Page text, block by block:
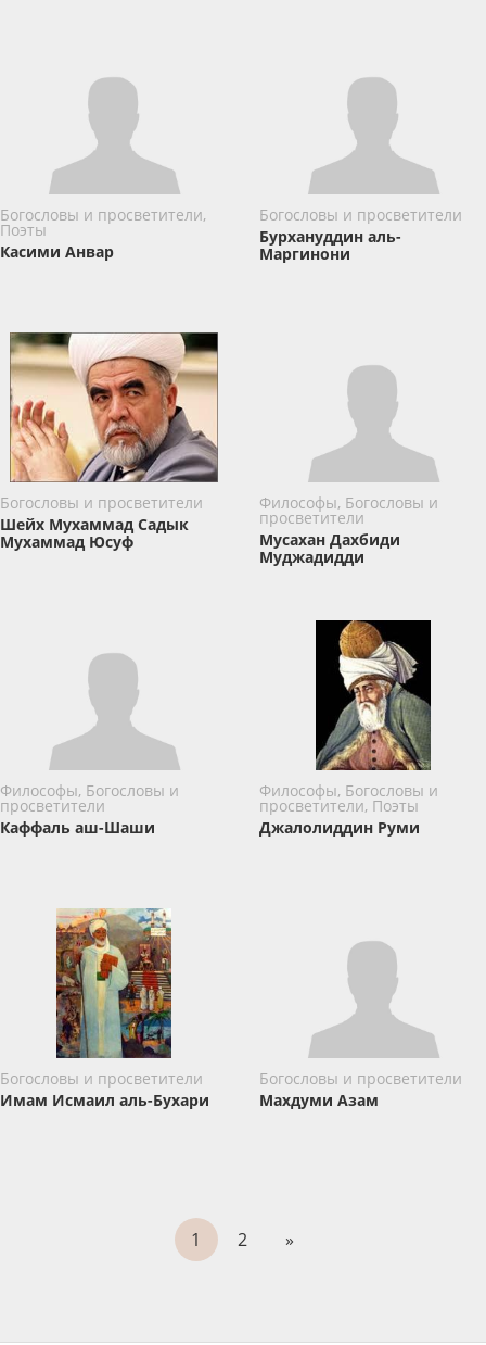
Богословы и просветители,
Поэты
Касими Анвар
Богословы и просветители
Бурхануддин аль-
Маргинони
Богословы и просветители
Шейх Мухаммад Садык
Мухаммад Юсуф
Философы, Богословы и
просветители
Мусахан Дахбиди
Муджадидди
Философы, Богословы и
просветители
Каффаль аш-Шаши
Философы, Богословы и
просветители, Поэты
Джалолиддин Руми
Богословы и просветители
Имам Исмаил аль-Бухари
Богословы и просветители
Махдуми Азам
1 2 »